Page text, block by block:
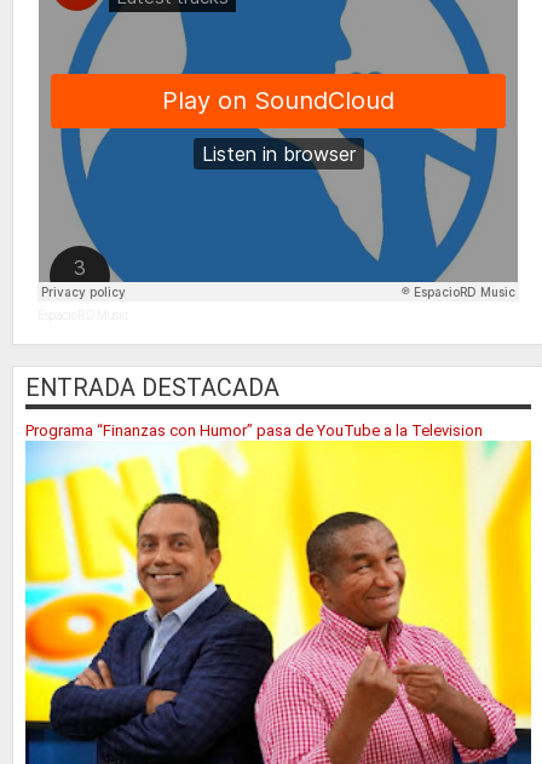
ENTRADA DESTACADA
Programa “Finanzas con Humor” pasa de YouTube a la Television